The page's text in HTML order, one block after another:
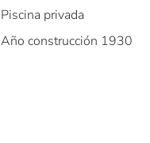
Piscina privada
Año construcción 1930